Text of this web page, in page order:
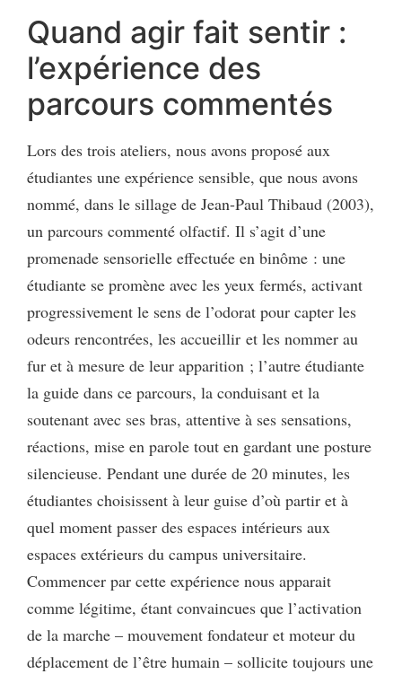
Quand agir fait sentir :
l’expérience des
parcours commentés
Lors des trois ateliers, nous avons proposé aux
étudiantes une expérience sensible, que nous avons
nommé, dans le sillage de Jean-Paul Thibaud (2003),
un parcours commenté olfactif. Il s’agit d’une
promenade sensorielle effectuée en binôme : une
étudiante se promène avec les yeux fermés, activant
progressivement le sens de l’odorat pour capter les
odeurs rencontrées, les accueillir et les nommer au
fur et à mesure de leur apparition ; l’autre étudiante
la guide dans ce parcours, la conduisant et la
soutenant avec ses bras, attentive à ses sensations,
réactions, mise en parole tout en gardant une posture
silencieuse. Pendant une durée de 20 minutes, les
étudiantes choisissent à leur guise d’où partir et à
quel moment passer des espaces intérieurs aux
espaces extérieurs du campus universitaire.
Commencer par cette expérience nous apparait
comme légitime, étant convaincues que l’activation
de la marche – mouvement fondateur et moteur du
déplacement de l’être humain – sollicite toujours une